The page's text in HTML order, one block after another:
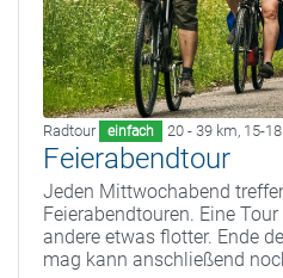
Radtour einfach 20 - 39 km, 15-
Feierabendtour
Jeden Mittwochabend
Feierabendtouren. Eine
andere etwas flotter. Ende
mag kann anschließend